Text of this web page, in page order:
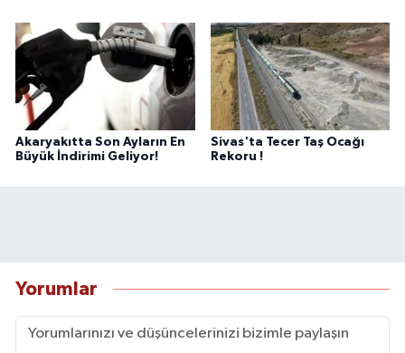
Akaryakıtta Son Ayların En
Büyük İndirimi Geliyor!
Sivas'ta Tecer Taş Ocağı
Rekoru !
Yorumlar